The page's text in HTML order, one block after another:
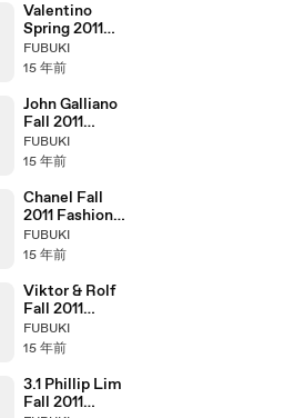
Valentino
Spring 2011
Campaign
Behind the
FUBUKI
15 年前
John Galliano
Fall 2011
Fashion Show
(full)
FUBUKI
15 年前
Chanel Fall
2011 Fashion
Show (full)
FUBUKI
15 年前
Viktor & Rolf
Fall 2011
Fashion Show
(full)
FUBUKI
15 年前
3.1 Phillip Lim
Fall 2011